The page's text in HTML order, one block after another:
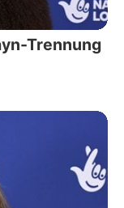
Trennung